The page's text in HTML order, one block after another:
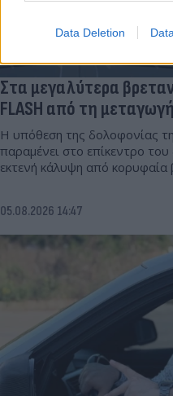
Data Deletion
Στα μεγαλύτερα
FLASH από τη
Η υπόθεση της δολοφονίας
παραμένει στο επίκεντρο
εκτενή κάλυψη από κορυφαία
05.08.2026 14:47